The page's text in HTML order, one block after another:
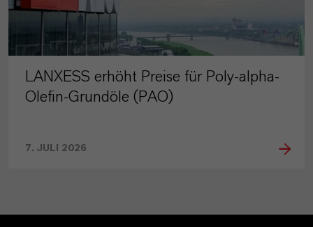
LANXESS erhöht Preise für Poly-alpha-
Olefin-Grundöle (PAO)
7. JULI 2026